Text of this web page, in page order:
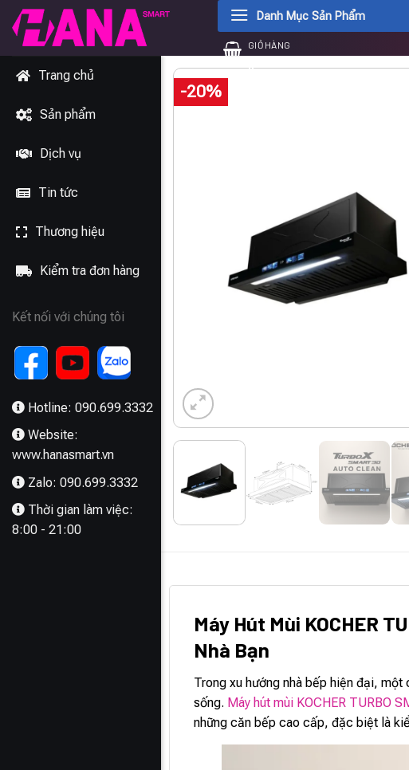
Chuyển
đến
dung
Danh Mục Sản Phẩm
GIỎ HÀNG
0₫
Trang chủ
Sản phẩm
Dịch vụ
Tin tức
Thương hiệu
Kiểm tra đơn hàng
Kết nối với chúng tôi
Hotline: 090.699.3332
Website:
www.hanasmart.vn
Zalo: 090.699.3332
Thời gian làm việc:
8:00 - 21:00
-20%
Máy Hút Mùi KOCHER
Nhà Bạn
Trong xu hướng nhà bếp hiện đại,
sống. Máy hút mùi KOCHER TURBO
những căn bếp cao cấp, đặc biệt là